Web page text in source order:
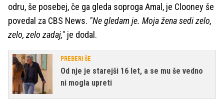
odru, še posebej, če ga gleda soproga Amal, je Clooney še
povedal za CBS News. "Ne gledam je. Moja žena sedi zelo,
zelo, zelo zadaj," je dodal.
PREBERI ŠE
Od nje je starejši 16 let, a se mu še vedno
ni mogla upreti